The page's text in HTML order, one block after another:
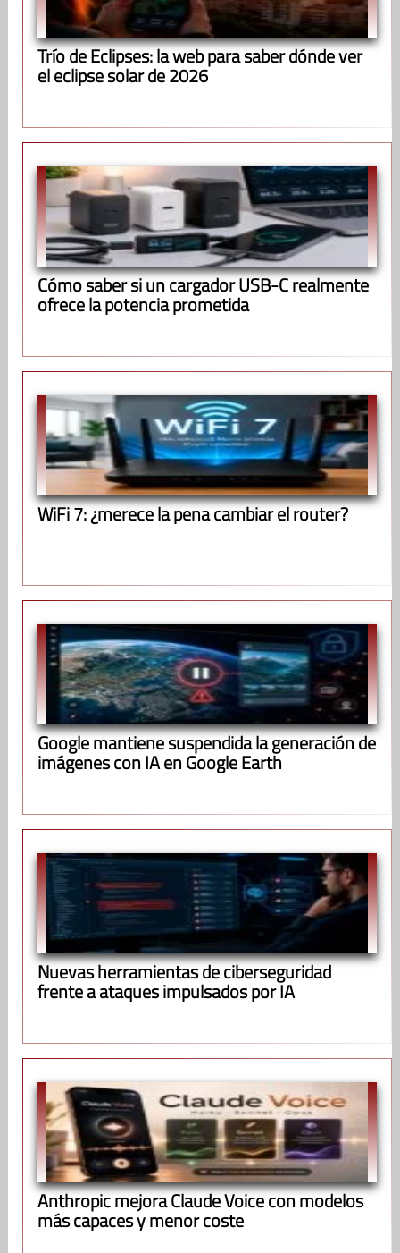
Trío de Eclipses: la web para saber dónde ver
el eclipse solar de 2026
Cómo saber si un cargador USB-C realmente
ofrece la potencia prometida
WiFi 7: ¿merece la pena cambiar el router?
Google mantiene suspendida la generación de
imágenes con IA en Google Earth
Nuevas herramientas de ciberseguridad
frente a ataques impulsados por IA
Anthropic mejora Claude Voice con modelos
más capaces y menor coste